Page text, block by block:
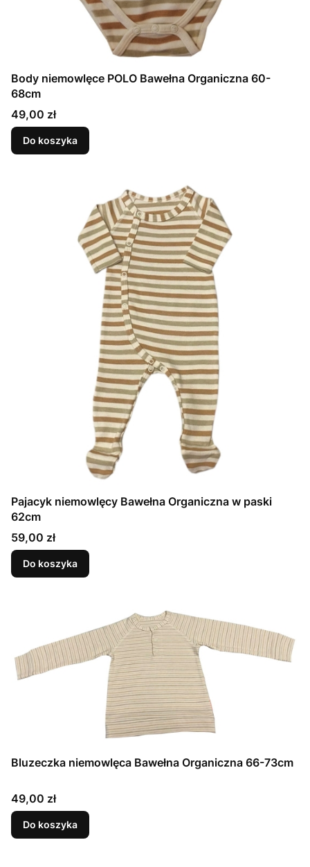
Body niemowlęce POLO Bawełna Organiczna 60-
68cm
Cena
49,00 zł
Do koszyka
Pajacyk niemowlęcy Bawełna Organiczna w paski
62cm
Cena
59,00 zł
Do koszyka
Bluzeczka niemowlęca Bawełna Organiczna 66-73cm
Cena
49,00 zł
Do koszyka